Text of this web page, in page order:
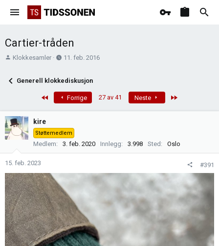
Cartier-tråden
T
å
a
r
t
Klokkesamler
O
t
11. feb. 2016
Generell klokkediskusjon
Forrige 27 av 41 Neste
kire
Støttemedlem
Medlem 3. feb. 2020 Innlegg 3.998 Sted Oslo
15. feb. 2023 #391